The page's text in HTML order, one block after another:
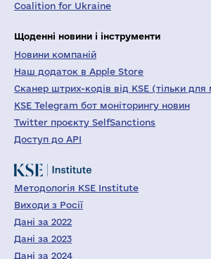
Coalition for Ukraine
Щоденні новини і інструменти
Новини компаній
Наш додаток в Apple Store
Сканер штрих-кодів від KSE (тільки для
KSE Telegram бот моніторингу новин
Twitter проєкту SelfSanctions
Доступ до API
Методологія KSE Institute
Виходи з Росії
Дані за 2022
Дані за 2023
Дані за 2024